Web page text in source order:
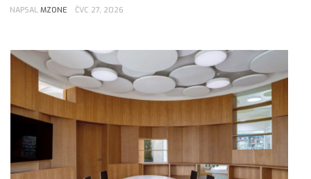
NAPSAL MZONE ČVC 27, 2026